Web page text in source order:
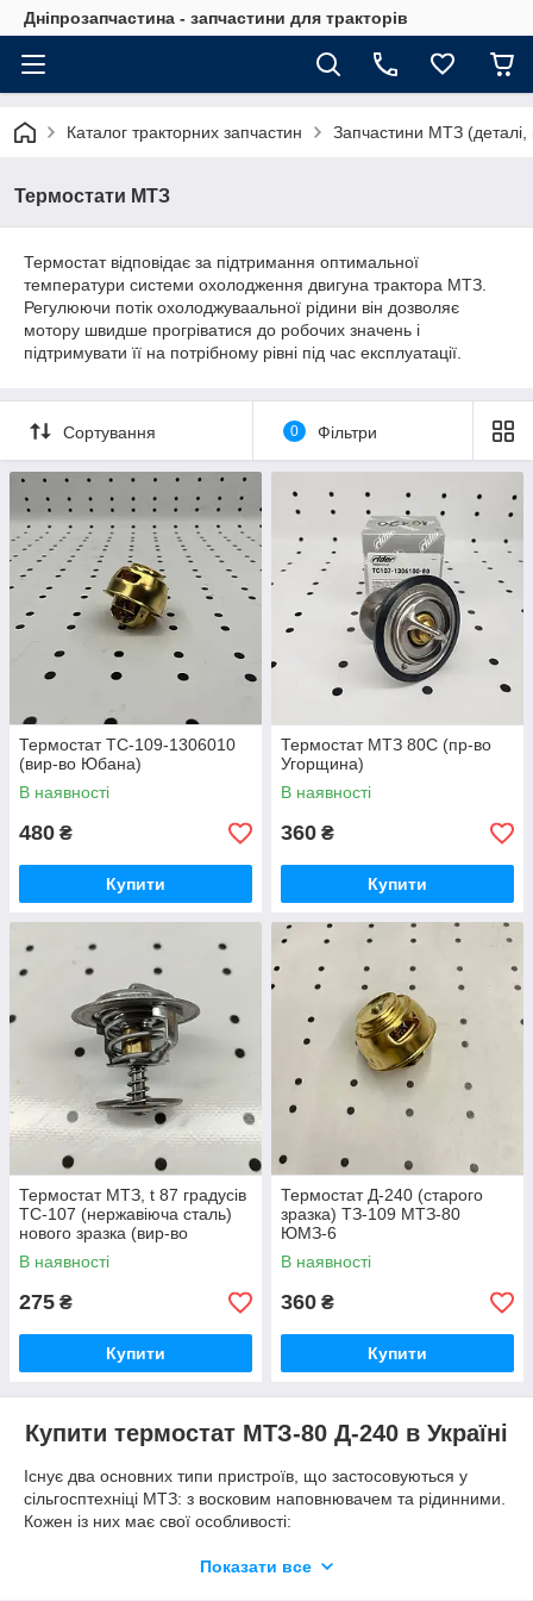
Дніпрозапчастина - запчастини для тракторів
Каталог тракторних запчастин Запчастини МТЗ (деталі,
Термостати МТЗ
Термостат відповідає за підтримання оптимальної
температури системи охолодження двигуна трактора МТЗ.
Регулюючи потік охолоджуваальної рідини він дозволяє
мотору швидше прогріватися до робочих значень і
підтримувати її на потрібному рівні під час експлуатації.
Сортування 0 Фільтри
Термостат ТС-109-1306010
(вир-во Юбана)
В наявності
480 ₴
Купити
Термостат МТЗ 80С (пр-во
Угорщина)
В наявності
360 ₴
Купити
Термостат МТЗ, t 87 градусів
ТС-107 (нержавіюча сталь)
нового зразка (вир-во
Прогрес)
В наявності
275 ₴
Купити
Термостат Д-240 (старого
зразка) ТЗ-109 МТЗ-80
ЮМЗ-6
В наявності
360 ₴
Купити
Купити термостат МТЗ-80 Д-240 в Україні
Існує два основних типи пристроїв, що застосовуються у
сільгосптехніці МТЗ: з восковим наповнювачем та рідинними.
Кожен із них має свої особливості:
точне відкриття та закриття клапана, завдяки чому
Показати все